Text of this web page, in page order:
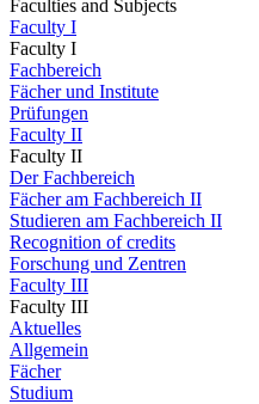
Faculties and Subjects
Faculty I
Faculty I
Fachbereich
Fächer und Institute
Prüfungen
Faculty II
Faculty II
Der Fachbereich
Fächer am Fachbereich II
Studieren am Fachbereich II
Recognition of credits
Forschung und Zentren
Faculty III
Faculty III
Aktuelles
Allgemein
Fächer
Studium